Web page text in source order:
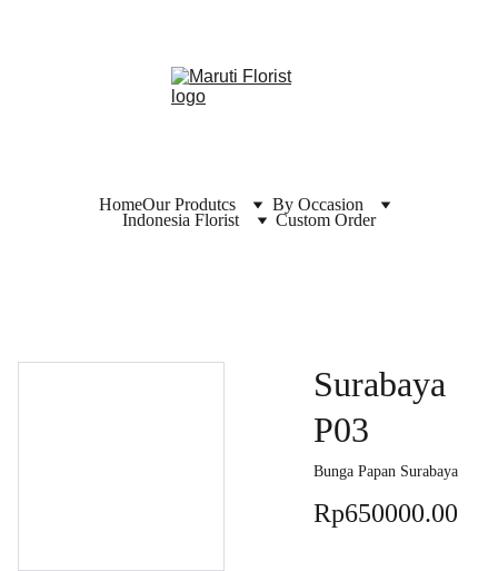
HomeOur Produtcs
By Occasion
Indonesia Florist
Custom Order
Surabaya
P03
Bunga Papan Surabaya
Rp650000.00